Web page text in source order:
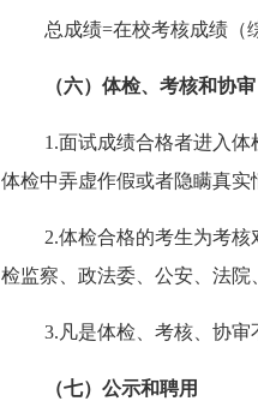
总成绩=在校考核成绩（
（六）体检、考核和协审
1.面试成绩合格者进入
体检中弄虚作假或者隐瞒真实
2.体检合格的考生为考
检监察、政法委、公安、法院
3. 凡是体检、考核、协审
（七）公示和聘用